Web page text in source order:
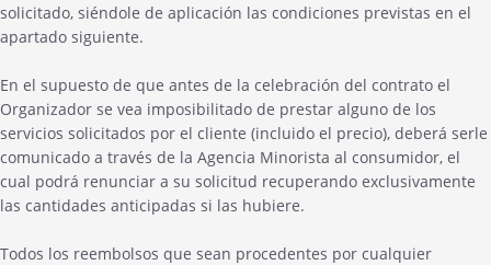
solicitado, siéndole de aplicación las condiciones previstas en el
apartado siguiente.
En el supuesto de que antes de la celebración del contrato el
Organizador se vea imposibilitado de prestar alguno de los
servicios solicitados por el cliente (incluido el precio), deberá serle
comunicado a través de la Agencia Minorista al consumidor, el
cual podrá renunciar a su solicitud recuperando exclusivamente
las cantidades anticipadas si las hubiere.
Todos los reembolsos que sean procedentes por cualquier